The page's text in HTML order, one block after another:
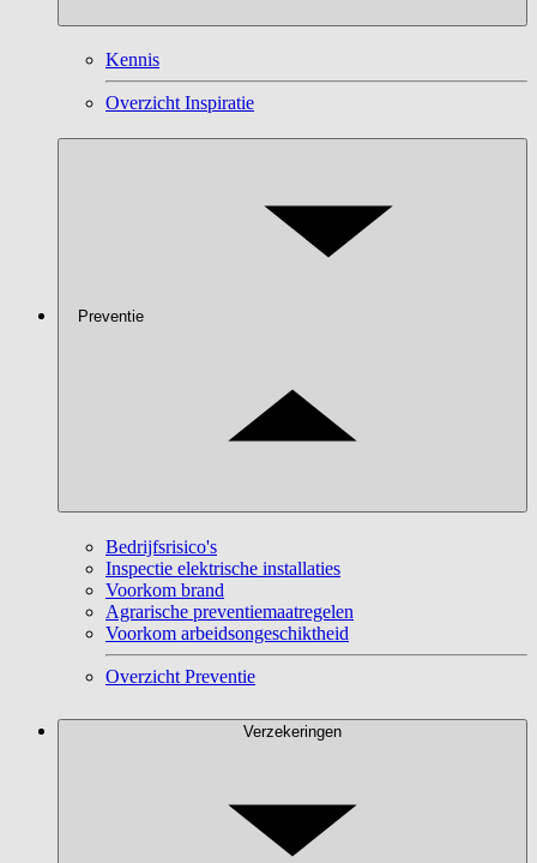
Kennis
Overzicht Inspiratie
Preventie
Bedrijfsrisico's
Inspectie elektrische installaties
Voorkom brand
Agrarische preventiemaatregelen
Voorkom arbeidsongeschiktheid
Overzicht Preventie
Verzekeringen